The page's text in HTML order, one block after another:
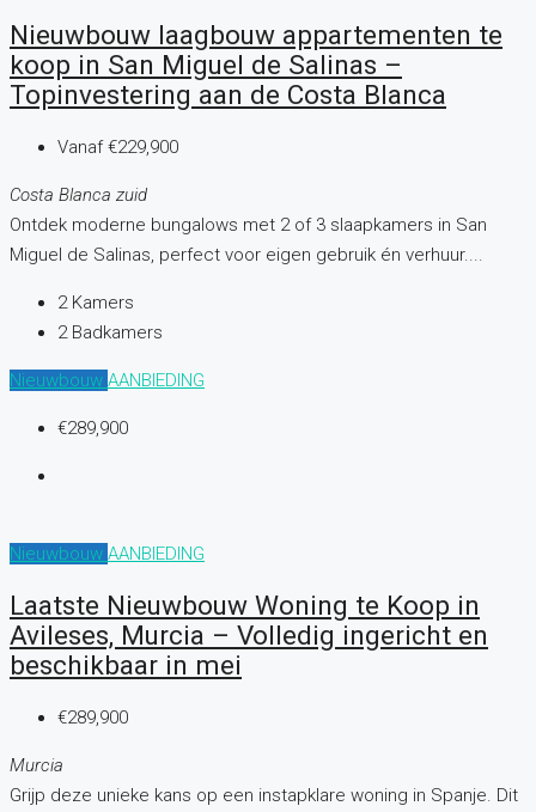
Nieuwbouw laagbouw appartementen te
koop in San Miguel de Salinas –
Topinvestering aan de Costa Blanca
Vanaf€229,900
Costa Blanca zuid
Ontdek moderne bungalows met 2 of 3 slaapkamers in San
Miguel de Salinas, perfect voor eigen gebruik én verhuur....
2 Kamers
2 Badkamers
Nieuwbouw AANBIEDING
€289,900
Nieuwbouw AANBIEDING
Laatste Nieuwbouw Woning te Koop in
Avileses, Murcia – Volledig ingericht en
beschikbaar in mei
€289,900
Murcia
Grijp deze unieke kans op een instapklare woning in Spanje. Dit